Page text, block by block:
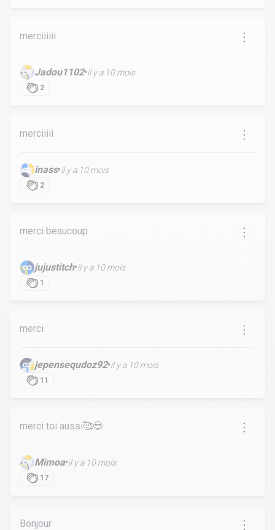
merciiiiii
Jadou1102•il y a 10 mois
2
merciiiii
inass•il y a 10 mois
2
merci beaucoup
jujustitch•il y a 10 mois
1
merci
jepensequdoz92•il y a 10 mois
11
merci toi aussi🥰😍
Mimoa•il y a 10 mois
17
Bonjour